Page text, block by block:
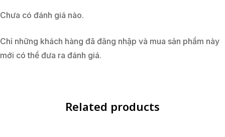
Chưa có đánh giá nào.
Chỉ những khách hàng đã đăng nhập và mua sản phẩm này
mới có thể đưa ra đánh giá.
Related products